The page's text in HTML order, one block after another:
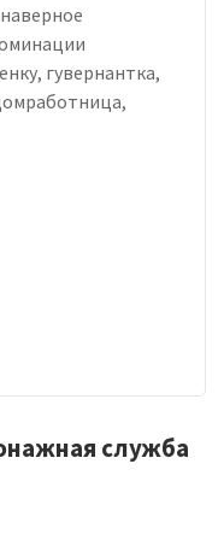
гувернантка,
служба